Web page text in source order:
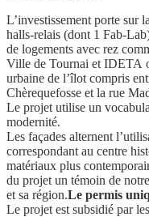
L’investissement porte sur
halls-relais (dont 1 Fab-
de logements avec rez
Ville de Tournai et IDETA
urbaine de l’îlot compris
Chèrequefosse et la rue
Le projet utilise un
modernité.
Les façades alternent
correspondant au centre
matériaux plus
du projet un témoin de
et sa région.Le permis
Le projet est subsidié par